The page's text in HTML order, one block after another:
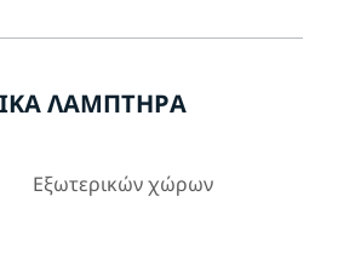
ΛΑΜΠΤΉΡΑ
Εξωτερικών χώρων